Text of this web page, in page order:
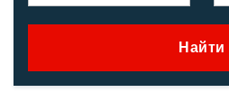
Найти